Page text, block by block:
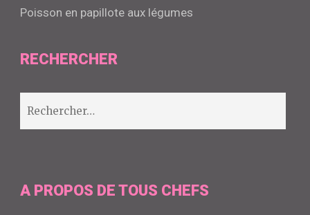
Poisson en papillote aux légumes
RECHERCHER
A PROPOS DE TOUS CHEFS